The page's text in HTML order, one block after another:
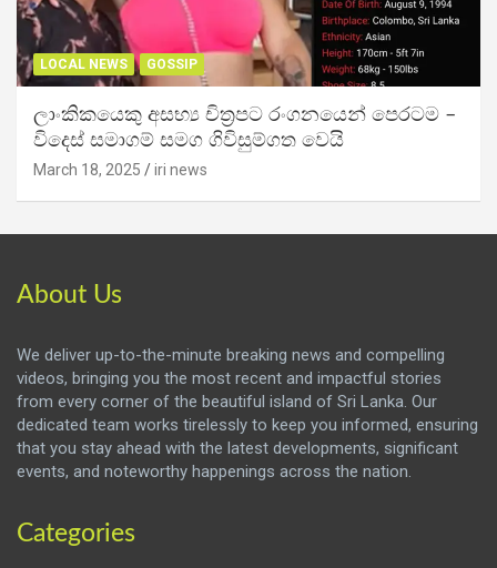
LOCAL NEWS GOSSIP
ලාංකිකයෙකු අසභ්‍ය චිත්‍රපට රංගනයෙන් පෙරටම –
විදෙස් සමාගම් සමග ගිවිසුම්ගත වෙයි
March 18, 2025 iri news
About Us
We deliver up-to-the-minute breaking news and compelling
videos, bringing you the most recent and impactful stories
from every corner of the beautiful island of Sri Lanka. Our
dedicated team works tirelessly to keep you informed, ensuring
that you stay ahead with the latest developments, significant
events, and noteworthy happenings across the nation.
Categories